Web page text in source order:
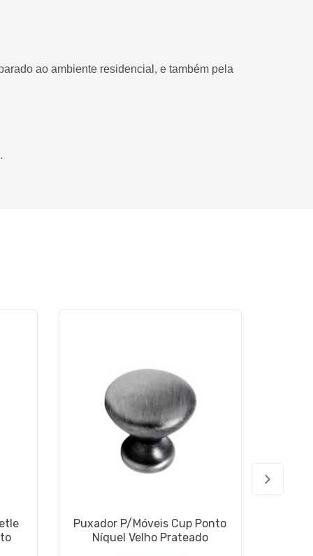
ao ambiente residencial, e também pela
Puxador P/Móveis Cup Ponto
Níquel Velho Prateado